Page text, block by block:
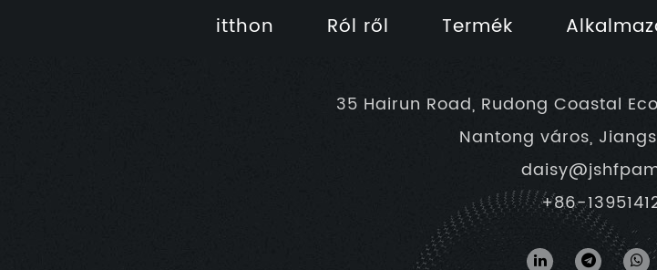
itthon Ról ről Termék
35 Hairun Road, Rudong Coastal
Nantong város,
+86-